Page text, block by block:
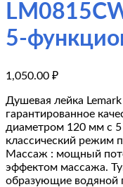
5-
1,050.00 ₽
Душевая лейка
гарантированное
диаметром 120 мм с
классический режим
Массаж : мощный
эффектом массажа.
образующие водяной